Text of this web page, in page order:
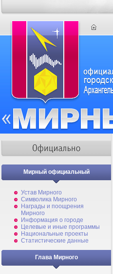
Мирный официальный
Устав Мирного
Символика Мирного
Награды и поощрения
Мирного
Информация о городе
Целевые и иные программы
Национальные проекты
Статистические данные
Глава Мирного